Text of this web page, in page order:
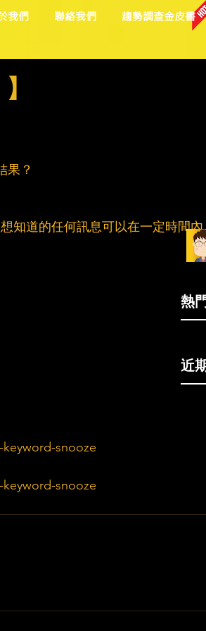
我們 聯絡我們 趨勢調查金皮書
果？
知道的任何訊息可以在一定時間內
snooze
snooze
熱
近